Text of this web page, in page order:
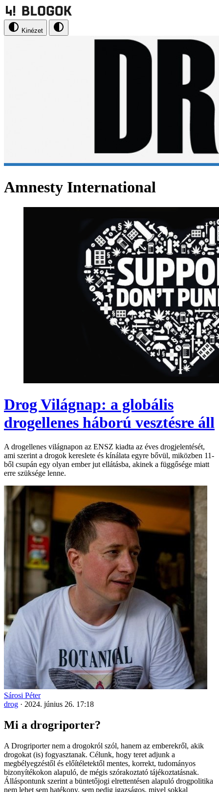
Kinézet
Amnesty International
Drog Világnap: a globális
drogellenes háború vesztésre áll
A drogellenes világnapon az ENSZ kiadta az éves drogjelentését,
ami szerint a drogok kereslete és kínálata egyre bővül, miközben 11-
ből csupán egy olyan ember jut ellátásba, akinek a függősége miatt
erre szüksége lenne.
Sárosi Péter
drog · 2024. június 26. 17:18
Mi a drogriporter?
A Drogriporter nem a drogokról szól, hanem az emberekről, akik
drogokat (is) fogyasztanak. Célunk, hogy teret adjunk a
megbélyegzéstől és előítéletektől mentes, korrekt, tudományos
bizonyítékokon alapuló, de mégis szórakoztató tájékoztatásnak.
Álláspontunk szerint a büntetőjogi elrettentésen alapuló drogpolitika
nem lehet sem hatékony, sem pedig igazságos, mivel sokkal